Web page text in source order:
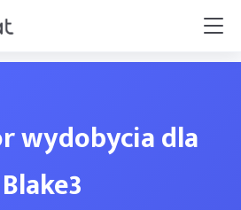
wydobycia dla
Blake3